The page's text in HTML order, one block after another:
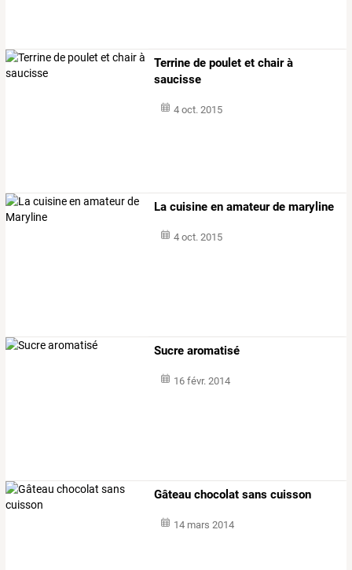
Terrine de poulet et chair à
saucisse
4 oct. 2015
La cuisine en amateur de maryline
4 oct. 2015
Sucre aromatisé
16 févr. 2014
Gâteau chocolat sans cuisson
14 mars 2014